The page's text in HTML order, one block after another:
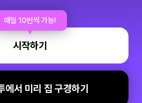
3
25
경님이 당첨되었어요!
김*현님이 당첨되었어요!
김*례님이 당첨되었어요!
권*엘님이 당첨되었어요!
*훈님이 당첨되었어요!
*해님이 당첨되었어요!
시작하기
매일 10번씩 가능!
에서 미리 집 구경하기